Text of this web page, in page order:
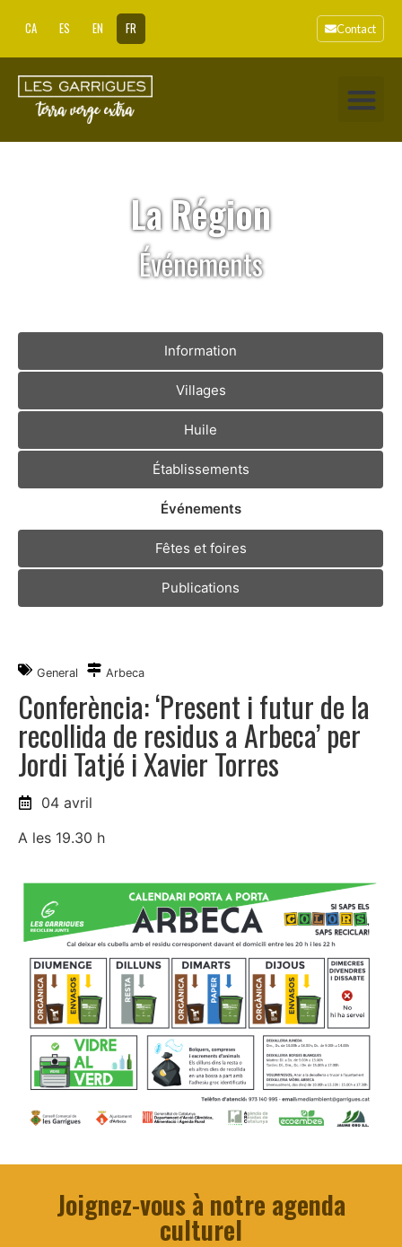
CA ES EN FR Contact
La Région
Événements
Information
Villages
Huile
Établissements
Événements
Fêtes et foires
Publications
General Arbeca
Conferència: ‘Present i futur de la
recollida de residus a Arbeca’ per
Jordi Tatjé i Xavier Torres
04 avril
A les 19.30 h
Joignez-vous à notre agenda
culturel